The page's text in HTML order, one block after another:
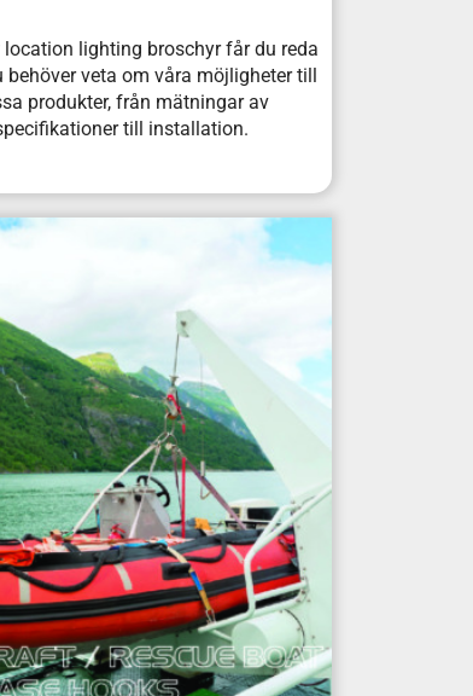
location lighting broschyr får du reda
behöver veta om våra möjligheter till
produkter, från mätningar av
till installation.